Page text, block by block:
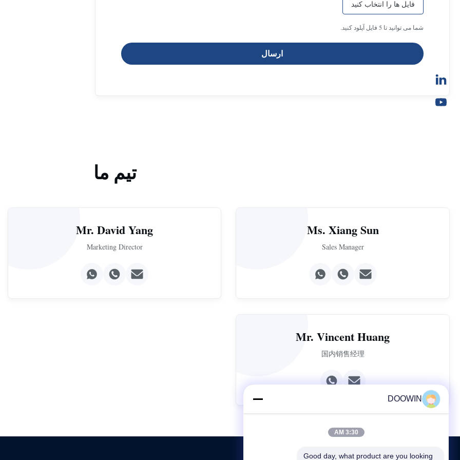
فایل ها را انتخاب کنید
شما می توانید تا 5 فایل آپلود کنید.
ارسال
تیم ما
Ms. Xiang Sun
Sales Manager
Mr. David Yang
Marketing Director
Mr. Vincent Huang
国内销售经理
DOOWIN
3:30 AM
Good day, what product are you looking